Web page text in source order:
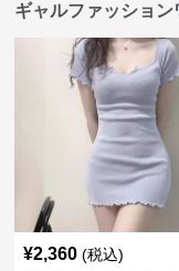
ギャルファッショ
¥2,360 (税込)